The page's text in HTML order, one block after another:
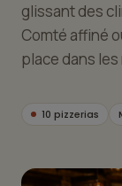
glissant des
Comté affiné
place dans
10 pizzerias